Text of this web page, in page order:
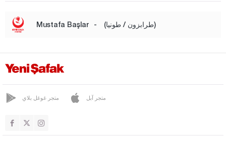
أورطا حصار
شالي بازاري
سورمانيه
فاكفيكبير
Mustafa Başlar - (طرابزون / طونيا)
متجر غوغل بلاي متجر آبل